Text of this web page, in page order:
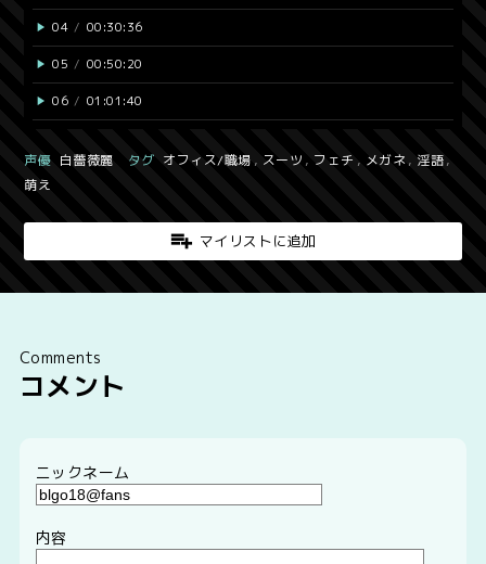
04 00:30:36
05 00:50:20
06 01:01:40
声優 白薔薇麗 タグ オフィス/職場 , スーツ , フェチ , メガネ, 淫語,
萌え
マイリストに追加
Comments
コメント